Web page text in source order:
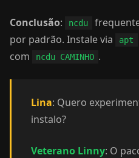
Conclusão: ncdu
por padrão. Instale via
apt
com
ncdu CAMINHO .
Lina: Quero
instalo?
Veterano Linny: O